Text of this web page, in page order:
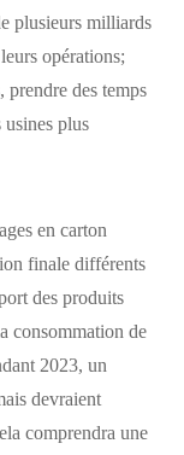
plusieurs milliards
opérations;
prendre des temps
usines plus
en carton
finale différents
des produits
consommation de
2023, un
devraient
comprendra une